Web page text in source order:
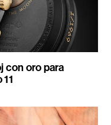
con oro para